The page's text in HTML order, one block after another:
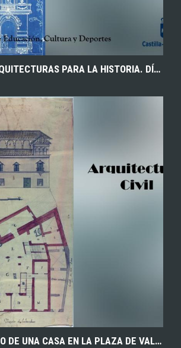
EXPLORAR ZOOM
EXPOSICIÓN ARQUITECTURAS PARA LA HISTORIA. DÍA INTERNACIONAL DE LOS ARCHIVOS
PLANO Y ALZADO DE UNA CASA EN LA PLAZA DE VALDECALEROS (TOLEDO). 1800-1813. ARCHIVO HISTÓRICO PROVINCIAL DE TOLEDO.